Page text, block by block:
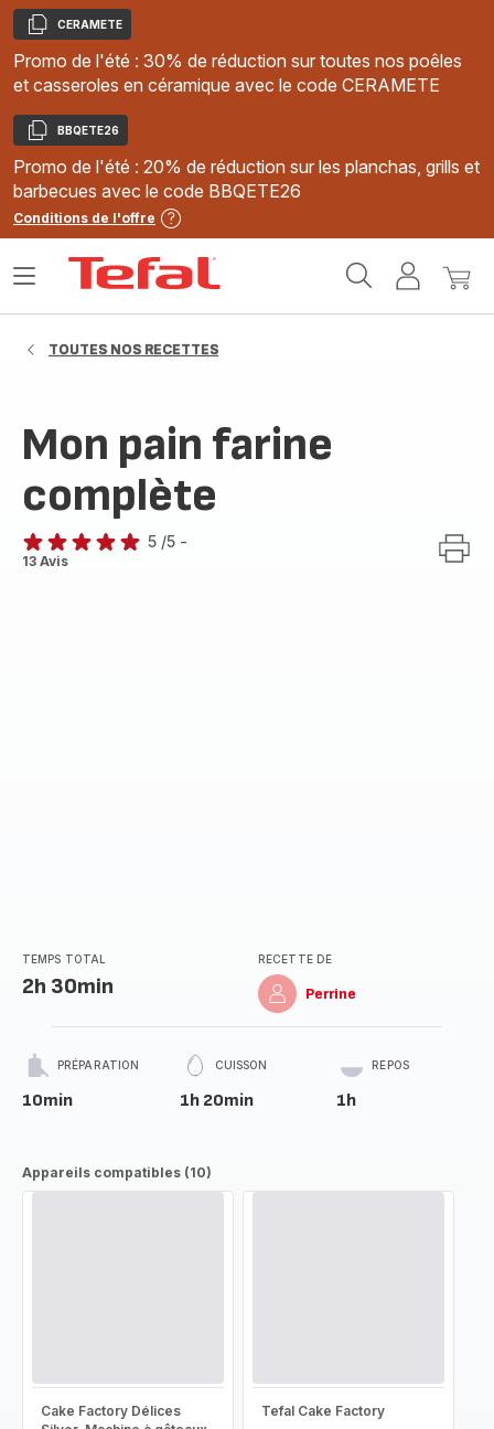
Copier
CERAMETE
Promo de l'été : 30% de réduction sur toutes nos poêles
et casseroles en céramique avec le code CERAMETE
Copier
BBQETE26
Promo de l'été : 20% de réduction sur les planchas, grills et
barbecues avec le code BBQETE26
Conditions de l'offre
MonMon
Ouvrir
TOUTES NOS RECETTES
Mon pain farine
complète
Avis
5 /5 -
13 Avis
TEMPS TOTAL
2h 30min
RECETTE DE
Perrine
PRÉPARATION
10min
CUISSON
1h 20min
REPOS
1h
Appareils compatibles (10)
Cake Factory Délices
Tefal Cake Factory